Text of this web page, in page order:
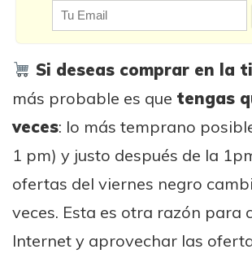
Si deseas comprar en la
más probable es que tengas
veces: lo más temprano
1 pm) y justo después de la
ofertas del viernes negro
veces. Esta es otra razón para
Internet y aprovechar las